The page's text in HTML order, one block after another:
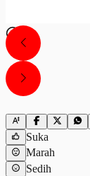
Suka
Marah
Sedih